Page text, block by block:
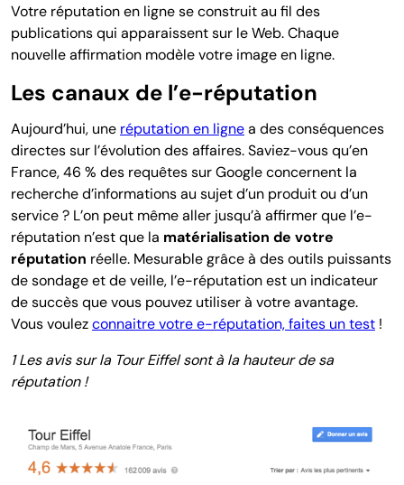
Votre réputation en ligne se construit au fil des
publications qui apparaissent sur le Web. Chaque
nouvelle affirmation modèle votre image en ligne.
Les canaux de l’e-réputation
Aujourd’hui, une réputation en lignea des conséquences
directes sur l’évolution des affaires. Saviez-vous qu’en
France, 46 % des requêtes sur Google concernent la
recherche d’informations au sujet d’un produit ou d’un
service ? L’on peut même aller jusqu’à affirmer que l’e-
réputation n’est que la matérialisation de votre
réputation réelle. Mesurable grâce à des outils puissants
de sondage et de veille, l’e-réputation est un indicateur
de succès que vous pouvez utiliser à votre avantage.
Vous voulezconnaitre votre e-réputation, faites un test !
1 Les avis sur la Tour Eiffel sont à la hauteur de sa
réputation !